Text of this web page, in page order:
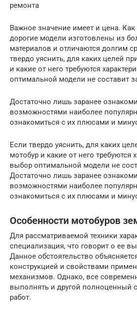
ремонта
Важное значение имеет и цена.
дорогие модели изготовлены из
материалов и отличаются долгим
твердо уяснить, для каких целей
и какие от него требуются
оптимальной модели не составит
Достаточно лишь заранее
возможностями наиболее
ознакомиться с их плюсами и
Если твердо уяснить, для каких
мотобур и какие от него требуются
выбор оптимальной модели не
Достаточно лишь заранее
возможностями наиболее
ознакомиться с их плюсами и
Особенности мотобуров
Для рассматриваемой техники
специализация, что говорит о ее
Данное обстоятельство
конструкцией и свойствами
механизмов. Однако, все
выполнять и другой полноценный
работ.